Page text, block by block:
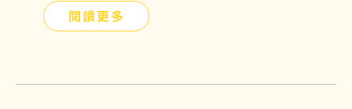
閱讀更多